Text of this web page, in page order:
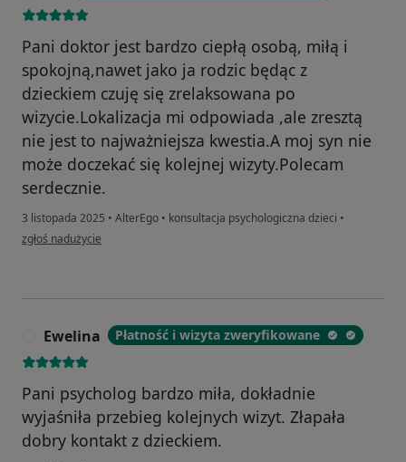
Pani doktor jest bardzo ciepłą osobą, miłą i
spokojną,nawet jako ja rodzic będąc z
dzieckiem czuję się zrelaksowana po
wizycie.Lokalizacja mi odpowiada ,ale zresztą
nie jest to najważniejsza kwestia.A moj syn nie
może doczekać się kolejnej wizyty.Polecam
serdecznie.
3 listopada 2025 • AlterEgo • konsultacja psychologiczna dzieci •
w opinii użytkownika A.B
zgłoś nadużycie
Ewelina Płatność i wizyta zweryfikowane
Pani psycholog bardzo miła, dokładnie
wyjaśniła przebieg kolejnych wizyt. Złapała
dobry kontakt z dzieckiem.